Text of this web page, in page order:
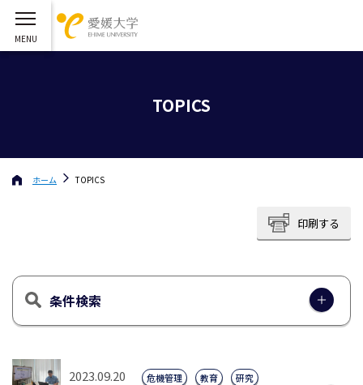
TOPICS
ホーム TOPICS
印刷する
条件検索
2023.09.20 危機管理 教育 研究